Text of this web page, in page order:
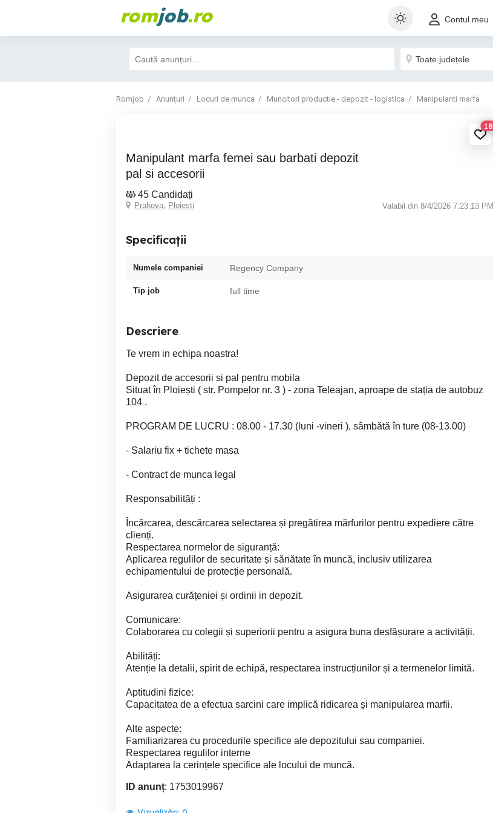
romjob.ro Contul meu
Romjob Anunțuri Locuri de munca Muncitori productie - depozit - logistica Manipulanti marfa
18
Manipulant marfa femei sau barbati depozit
pal si accesorii
45 Candidați
Prahova, Ploiesti Valabil din 8/4/2026 7:23:13 PM
Specificații
Numele companiei Regency Company
Tip job full time
Descriere
Te vrem in echipa noastra!
Depozit de accesorii si pal pentru mobila
Situat în Ploiești ( str. Pompelor nr. 3 ) - zona Teleajan, aproape de stația de autobuz
104 .
PROGRAM DE LUCRU : 08.00 - 17.30 (luni -vineri ), sâmbătă în ture (08-13.00)
- Salariu fix + tichete masa
- Contract de munca legal
Responsabilități :
Încărcarea, descărcarea selectarea și pregătirea mărfurilor pentru expediere către
clienți.
Respectarea normelor de siguranță:
Aplicarea regulilor de securitate și sănătate în muncă, inclusiv utilizarea
echipamentului de protecție personală.
Asigurarea curățeniei și ordinii in depozit.
Comunicare:
Colaborarea cu colegii și superiorii pentru a asigura buna desfășurare a activității.
Abilități:
Atenție la detalii, spirit de echipă, respectarea instrucțiunilor și a termenelor limită.
Aptitudini fizice:
Capacitatea de a efectua sarcini care implică ridicarea și manipularea marfii.
Alte aspecte:
Familiarizarea cu procedurile specifice ale depozitului sau companiei.
Respectarea regulilor interne
Adaptarea la cerințele specifice ale locului de muncă.
ID anunț: 1753019967